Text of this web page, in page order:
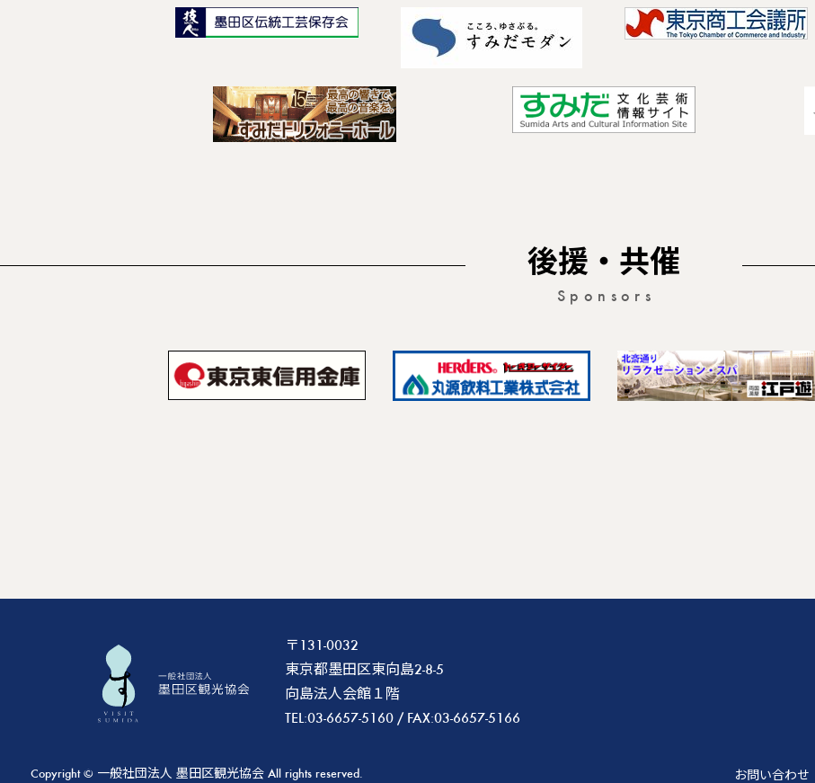
後援・共催
Sponsors
〒131-0032
東京都墨田区東向島2-8-5
向島法人会館１階
TEL:03-6657-5160 / FAX:03-6657-5166
お問い合わせ
Copyright © 一般社団法人 墨田区観光協会 All rights reserved.